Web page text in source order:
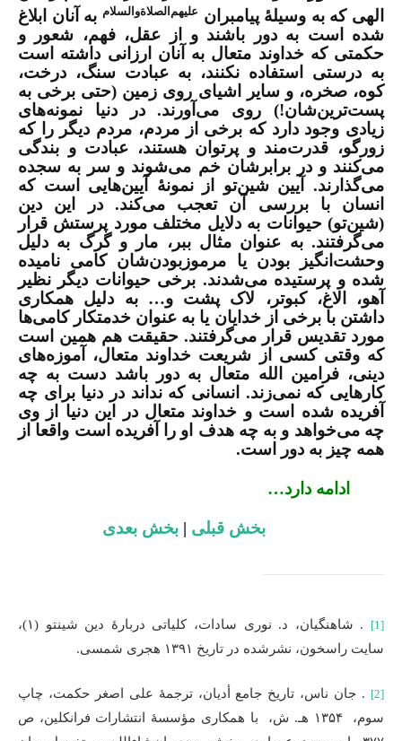
الهی که به وسیلۀ پیامبران علیهم‌الصلاةوالسلام به آنان ابلاغ
شده است به دور باشند و از عقل، فهم، شعور و
حکمتی که خداوند متعال به آنان ارزانی داشته است
به درستی استفاده نکنند، به عبادت سنگ، درخت،
کوه، صخره، و سایر اشیای روی زمین (حتی برخی به
پست‌ترین‌شان!) روی می‌آورند. در دنیا نمونه‌های
زیادی وجود دارد که برخی از مردم، مردم دیگر را که
زورگو، قدرت‌مند و پرتوان هستند، عبادت و بندگی
می‌کنند و در برابرشان خم می‌شوند و سر به سجده
می‌گذارند. آیین شین‌تو از نمونۀ‌ آیین‌هایی است که
انسان با بررسی آن تعجب می‌‌کند. در این دین
(شین‌تو) حیوانات به دلایل مختلف مورد پرستش قرار
می‌گرفتند. به عنوان مثال ببر، مار و گرگ به دلیل
وحشت‌انگیز بودن یا مرموزبودن‌شان کامی نامیده
شده و پرستیده می‌شدند. برخی حیوانات دیگر نظیر
آهو، الاغ، کبوتر، لاک پشت و… به دلیل همکاری
داشتن با برخی از خدایان یا به عنوان خدمتکار کامی‌ها
مورد تقدیس قرار می‌گرفتند. حقیقت هم همین است
که وقتی کسی از شریعت خداوند متعال، آموزه‌های
دینی، فرامین الله متعال به دور باشد دست به چه
کارهایی که نمی‌زند. انسانی که نداند در دنیا برای چه
آفریده شده است و خداوند متعال در این دنیا از وی
چه می‌خواهد و به چه هدف او را آفریده ‌است واقعا از
همه چیز به دور است.
ادامه دارد…
بخش قبلی |بخش بعدی
[1]
. شاهنگیان، د. نوری سادات، کلیاتی دربارۀ دین شینتو (۱)،
سایت راسخون، نشرشده در تاریخ ۱۳۹۱ هجری شمسی.
[2] . جان ناس، تاریخ جامع أدیان، ترجمۀ علی اصغر حکمت، چاپ
سوم، ۱۳۵۴ هـ. ش، با همکاری مؤسسۀ انتشارات فرانکلین، ص